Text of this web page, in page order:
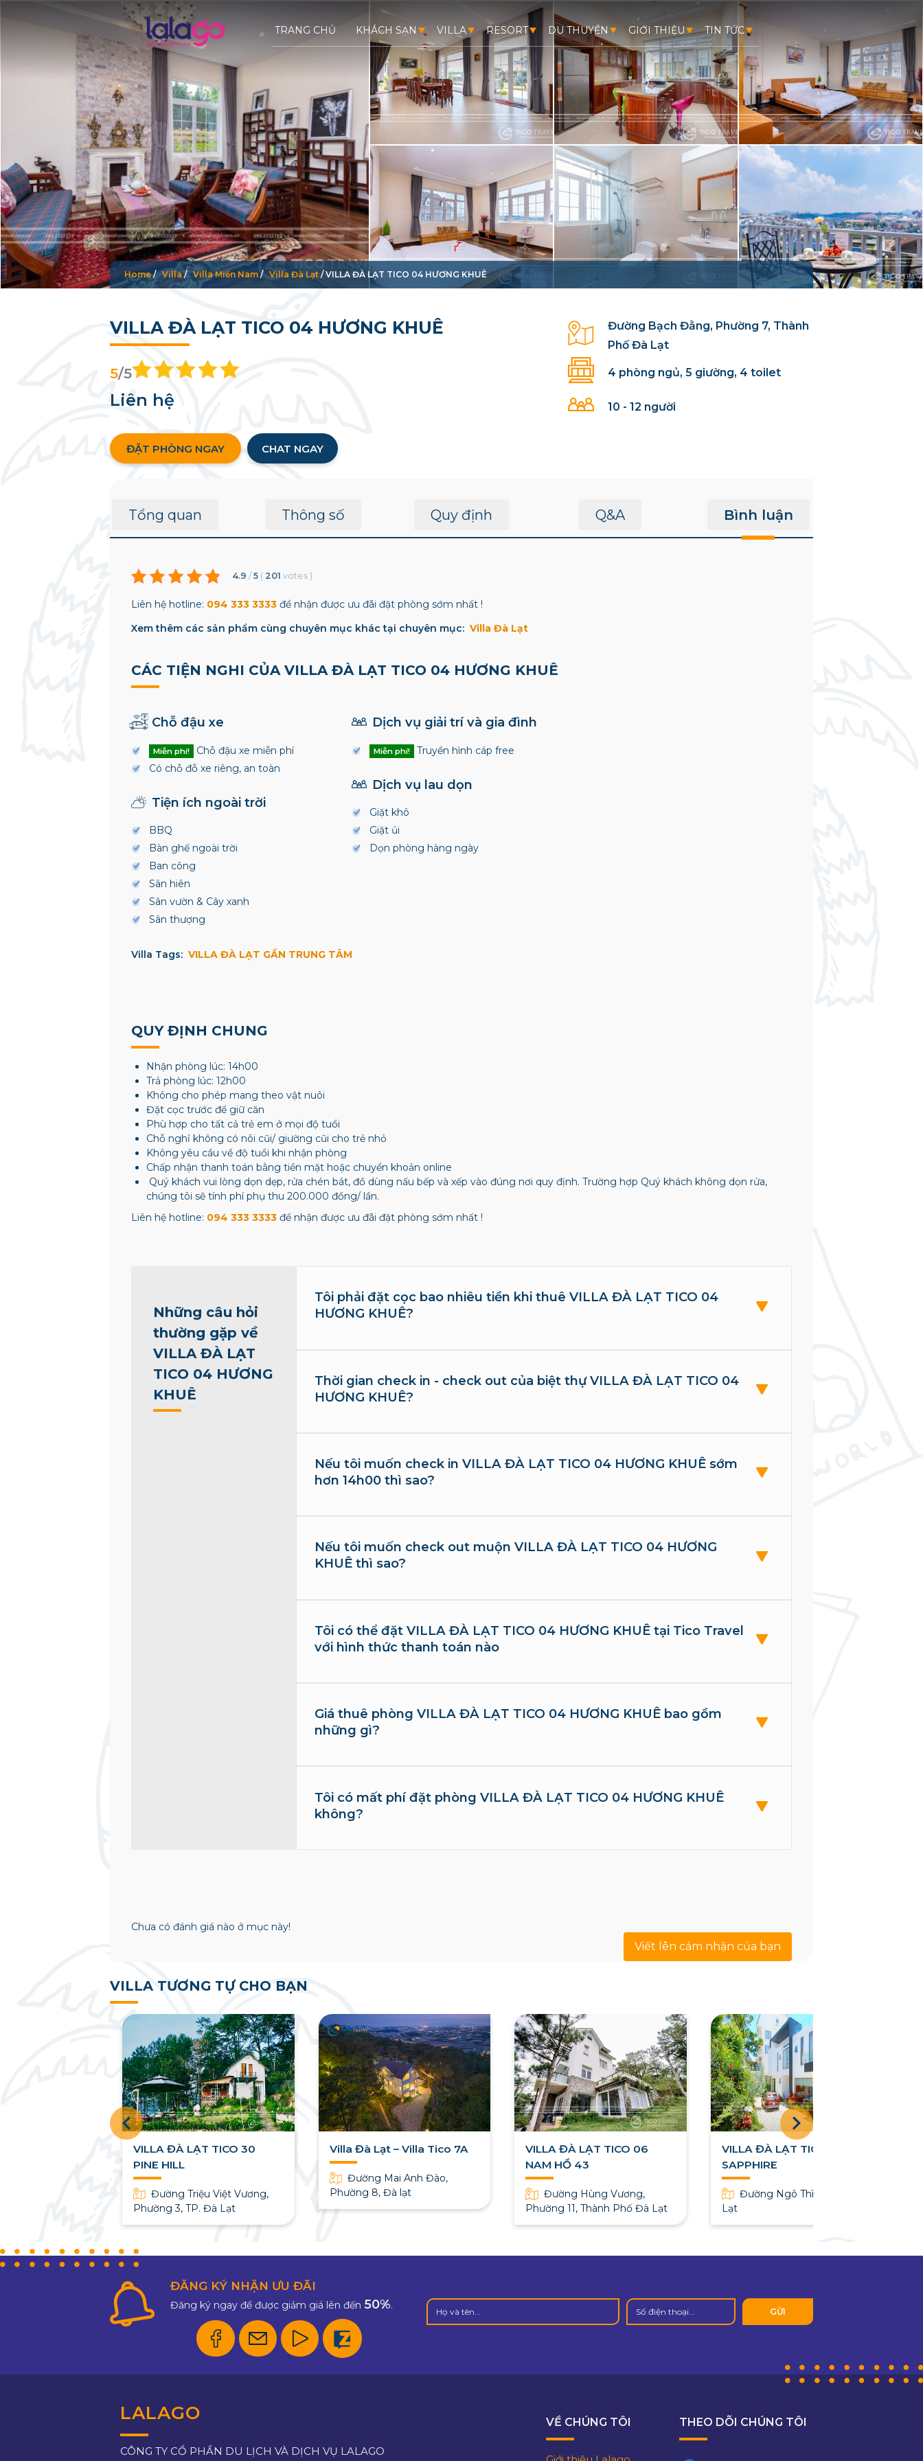
TRANG CHỦ KHÁCH SẠN VILLA RESORT DU THUYỀN GIỚI THIỆU TIN TỨC
Home/ Villa/ Villa Miền Nam/ Villa Đà Lạt / VILLA ĐÀ LẠT TICO 04 HƯƠNG KHUÊ
VILLA ĐÀ LẠT TICO 04 HƯƠNG KHUÊ
Đường Bạch Đằng, Phường 7, Thành
Phố Đà Lạt
4 phòng ngủ, 5 giường, 4 toilet
10 - 12 người
5/5
Liên hệ
ĐẶT PHÒNG NGAY CHAT NGAY
Tổng quan Thông số Quy định Q&A Bình luận
4.9 / 5 ( 201 votes )
Liên hệ hotline: 094 333 3333để nhận được ưu đãi đặt phòng sớm nhất !
Xem thêm các sản phẩm cùng chuyên mục khác tại chuyên mục: Villa Đà Lạt
CÁC TIỆN NGHI CỦA VILLA ĐÀ LẠT TICO 04 HƯƠNG KHUÊ
Chỗ đậu xe
Miễn phí!
Chỗ đậu xe miễn phí
Có chỗ đỗ xe riêng, an toàn
Tiện ích ngoài trời
BBQ
Bàn ghế ngoài trời
Ban công
Sân hiên
Sân vườn & Cây xanh
Sân thượng
Dịch vụ giải trí và gia đình
Miễn phí! Truyền hình cáp free
Dịch vụ lau dọn
Giặt khô
Giặt ủi
Dọn phòng hàng ngày
Villa Tags: VILLA ĐÀ LẠT GẦN TRUNG TÂM
QUY ĐỊNH CHUNG
Nhận phòng lúc: 14h00
Trả phòng lúc: 12h00
Không cho phép mang theo vật nuôi
Đặt cọc trước để giữ căn
Phù hợp cho tất cả trẻ em ở mọi độ tuổi
Chỗ nghỉ không có nôi cũi/ giường cũi cho trẻ nhỏ
Không yêu cầu về độ tuổi khi nhận phòng
Chấp nhận thanh toán bằng tiền mặt hoặc chuyển khoản online
Quý khách vui lòng dọn dẹp, rửa chén bát, đồ dùng nấu bếp và xếp vào đúng nơi quy định. Trường hợp Quý khách không dọn rửa,
chúng tôi sẽ tính phí phụ thu 200.000 đồng/ lần.
Liên hệ hotline: 094 333 3333để nhận được ưu đãi đặt phòng sớm nhất !
Những câu hỏi
thường gặp về
VILLA ĐÀ LẠT
TICO 04 HƯƠNG
KHUÊ
Tôi phải đặt cọc bao nhiêu tiền khi thuê VILLA ĐÀ LẠT TICO 04
HƯƠNG KHUÊ?
Thời gian check in - check out của biệt thự VILLA ĐÀ LẠT TICO 04
HƯƠNG KHUÊ?
Nếu tôi muốn check in VILLA ĐÀ LẠT TICO 04 HƯƠNG KHUÊ sớm
hơn 14h00 thì sao?
Nếu tôi muốn check out muộn VILLA ĐÀ LẠT TICO 04 HƯƠNG
KHUÊ thì sao?
Tôi có thể đặt VILLA ĐÀ LẠT TICO 04 HƯƠNG KHUÊ tại Tico Travel
với hình thức thanh toán nào
Giá thuê phòng VILLA ĐÀ LẠT TICO 04 HƯƠNG KHUÊ bao gồm
những gì?
Tôi có mất phí đặt phòng VILLA ĐÀ LẠT TICO 04 HƯƠNG KHUÊ
không?
Viết lên cảm nhận của bạn
Chưa có đánh giá nào ở mục này!
VILLA TƯƠNG TỰ CHO BẠN
VILLA ĐÀ LẠT TICO 30
PINE HILL
Đường Triệu Việt Vương,
Phường 3, TP. Đà Lạt
Villa Đà Lạt – Villa Tico 7A
Đường Mai Anh Đào,
Phường 8, Đà lạt
VILLA ĐÀ LẠT TICO 06
NAM HỒ 43
Đường Hùng Vương,
Phường 11, Thành Phố Đà Lạt
VILLA ĐÀ LẠT TICO 34
SAPPHIRE
Đường Ngô Thì Sỹ, TP. Đà
Lạt
ĐĂNG KÝ NHẬN ƯU ĐÃI
Đăng ký ngay để được giảm giá lên đến 50%.
LALAGO
CÔNG TY CỔ PHẦN DU LỊCH VÀ DỊCH VỤ LALAGO
VỀ CHÚNG TÔI THEO DÕI CHÚNG TÔI